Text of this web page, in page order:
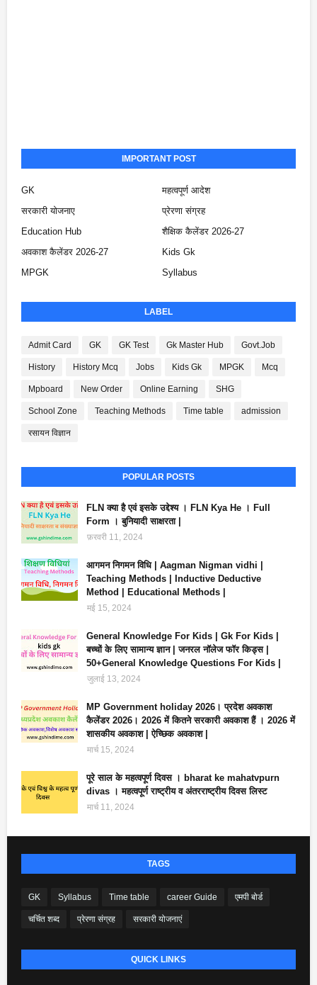
IMPORTANT POST
GK
महत्वपूर्ण आदेश
सरकारी योजनाए
प्रेरणा संग्रह
Education Hub
शैक्षिक कैलेंडर 2026-27
अवकाश कैलेंडर 2026-27
Kids Gk
MPGK
Syllabus
LABEL
Admit Card GK GK Test Gk Master Hub Govt.Job
History History Mcq Jobs Kids Gk MPGK Mcq
Mpboard New Order Online Earning SHG
School Zone Teaching Methods Time table admission
रसायन विज्ञान
POPULAR POSTS
FLN क्या है एवं इसके उद्देश्य । FLN Kya He । Full
Form । बुनियादी साक्षरता |
फ़रवरी 11, 2024
आगमन निगमन विधि | Aagman Nigman vidhi |
Teaching Methods | Inductive Deductive
Method | Educational Methods |
मई 15, 2024
General Knowledge For Kids | Gk For Kids |
बच्चों के लिए सामान्य ज्ञान | जनरल नॉलेज फॉर किड्स |
50+General Knowledge Questions For Kids |
जुलाई 13, 2024
MP Government holiday 2026। प्रदेश अवकाश
कैलेंडर 2026। 2026 में कितने सरकारी अवकाश हैं । 2026 में
शासकीय अवकाश | ऐच्छिक अवकाश |
मार्च 15, 2024
पूरे साल के महत्वपूर्ण दिवस । bharat ke mahatvpurn
divas । महत्वपूर्ण राष्ट्रीय व अंतरराष्ट्रीय दिवस लिस्ट
मार्च 11, 2024
TAGS
GK Syllabus Time table career Guide एमपी बोर्ड
चर्चित शब्द प्रेरणा संग्रह सरकारी योजनाएं
QUICK LINKS